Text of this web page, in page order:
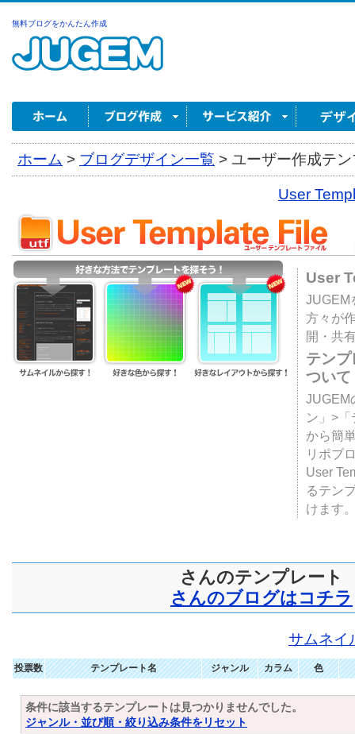
無料ブログをかんたん作成
ホーム > ブログデザイン一覧 > ユーザー作成テ
User
User
JUGEM
方々が
開・共
テン
ついて
JUGEM
ン」>
から簡
リポブ
User
るテン
けます
さんのテンプレート
さんのブログはコチラ
サムネイ
投票数 テンプレート名 ジャンル カラム 色
条件に該当するテンプレートは見つかりませんでした。
ジャンル・並び順・絞り込み条件をリセット